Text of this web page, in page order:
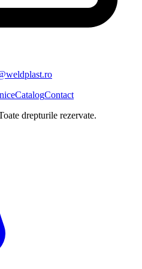
CatalogContact
drepturile rezervate.